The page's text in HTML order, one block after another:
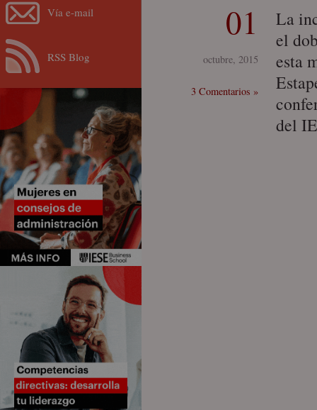
01
octubre, 2015
3 Comentarios »
La
el
esta
del
Vía e-mail
RSS Blog